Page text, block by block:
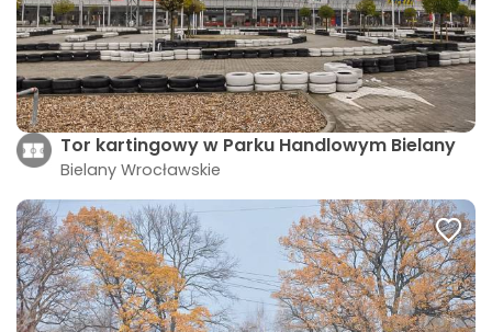
Tor kartingowy w Parku Handlowym Bielany
Bielany Wrocławskie